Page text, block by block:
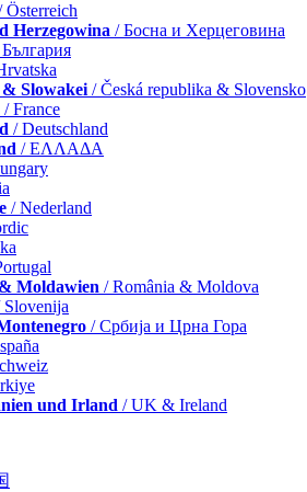
Österreich
Herzegowina / Босна и Херцеговина
& Slowakei/ Česká republika & Slovensko
/ France
/ Deutschland
/ ΕΛΛΑΔΑ
/ Nederland
Moldawien / România & Moldova
Slovenija
/ Србија и Црна Гора
und Irland / UK & Ireland